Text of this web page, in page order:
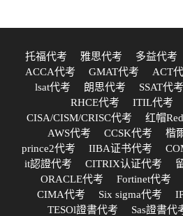
托福代考 雅思代考 多益代考
ACCA代考
GMAT代考 ACT
lsat代考
朗思代考 SSAT代考
RHCE代考
ITIL代考
CISA/CISM/CRISC代考
红帽
AWS代考
CCSK代考 楷
prince2代考
IIBA证书代考
it認證代考
CITRIX认证代考
ORACLE代考
Fortinet代考
CIMA代考
Six sigma代考
TESOl證書代考
Sas證書代